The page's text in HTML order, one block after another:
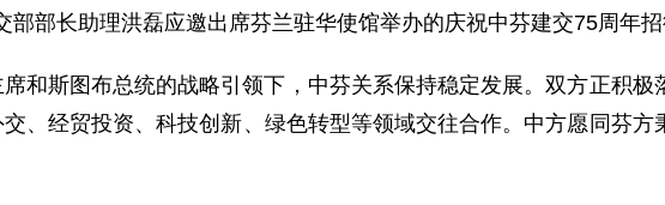
部部长助理洪磊应邀出席芬兰驻华使馆举办的庆祝中芬建交75周年招
和斯图布总统的战略引领下，中芬关系保持稳定发展。双方正积
、经贸投资、科技创新、绿色转型等领域交往合作。中方愿同芬